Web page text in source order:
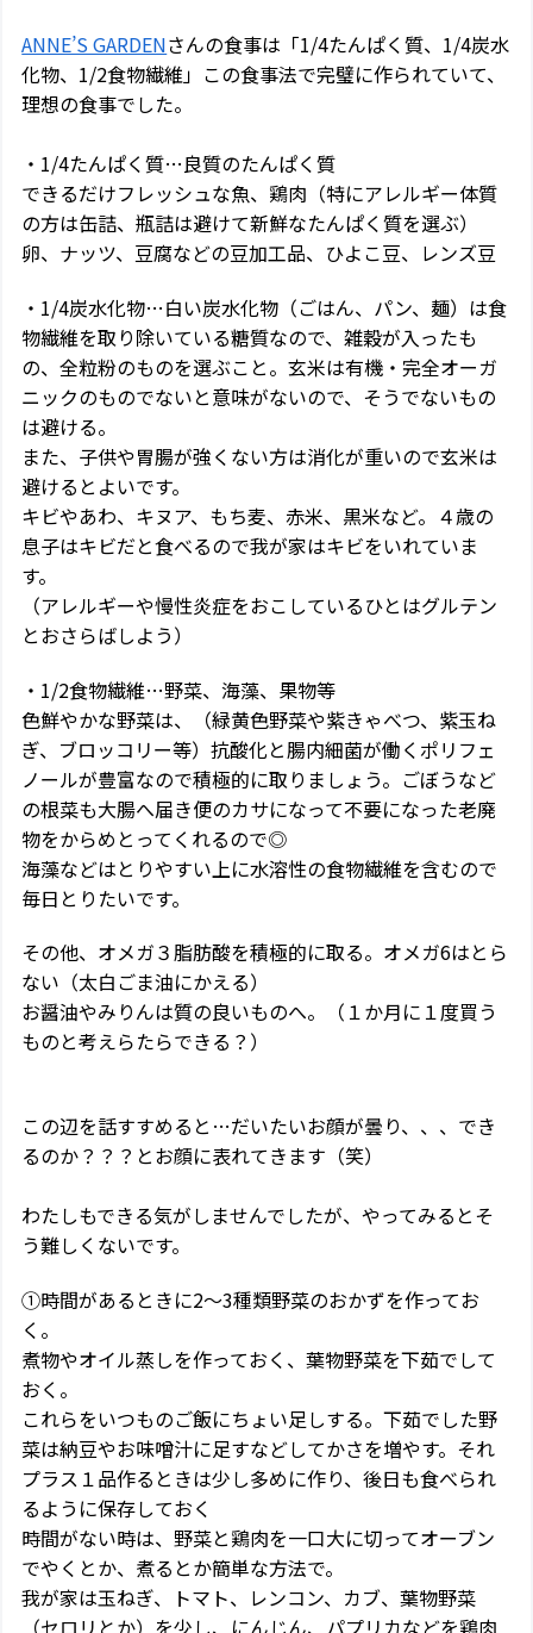
ANNE’S GARDENさんの食事は「1/4たんぱく質、1/4炭水
化物、1/2食物繊維」この食事法で完璧に作られていて、
理想の食事でした。
・1/4たんぱく質…良質のたんぱく質
できるだけフレッシュな魚、鶏肉（特にアレルギー体質
の方は缶詰、瓶詰は避けて新鮮なたんぱく質を選ぶ）
卵、ナッツ、豆腐などの豆加工品、ひよこ豆、レンズ豆
・1/4炭水化物…白い炭水化物（ごはん、パン、麺）は食
物繊維を取り除いている糖質なので、雑穀が入ったも
の、全粒粉のものを選ぶこと。玄米は有機・完全オーガ
ニックのものでないと意味がないので、そうでないもの
は避ける。
また、子供や胃腸が強くない方は消化が重いので玄米は
避けるとよいです。
キビやあわ、キヌア、もち麦、赤米、黒米など。４歳の
息子はキビだと食べるので我が家はキビをいれていま
す。
（アレルギーや慢性炎症をおこしているひとはグルテン
とおさらばしよう）
・1/2食物繊維…野菜、海藻、果物等
色鮮やかな野菜は、（緑黄色野菜や紫きゃべつ、紫玉ね
ぎ、ブロッコリー等）抗酸化と腸内細菌が働くポリフェ
ノールが豊富なので積極的に取りましょう。ごぼうなど
の根菜も大腸へ届き便のカサになって不要になった老廃
物をからめとってくれるので◎
海藻などはとりやすい上に水溶性の食物繊維を含むので
毎日とりたいです。
その他、オメガ３脂肪酸を積極的に取る。オメガ6はとら
ない（太白ごま油にかえる）
お醤油やみりんは質の良いものへ。（１か月に１度買う
ものと考えらたらできる？）
この辺を話すすめると…だいたいお顔が曇り、、、でき
るのか？？？とお顔に表れてきます（笑）
わたしもできる気がしませんでしたが、やってみるとそ
う難しくないです。
①時間があるときに2～3種類野菜のおかずを作ってお
く。
煮物やオイル蒸しを作っておく、葉物野菜を下茹でして
おく。
これらをいつものご飯にちょい足しする。下茹でした野
菜は納豆やお味噌汁に足すなどしてかさを増やす。それ
プラス１品作るときは少し多めに作り、後日も食べられ
るように保存しておく
時間がない時は、野菜と鶏肉を一口大に切ってオーブン
でやくとか、煮るとか簡単な方法で。
我が家は玉ねぎ、トマト、レンコン、カブ、葉物野菜
（セロリとか）を少し、にんじん、パプリカなどを鶏肉